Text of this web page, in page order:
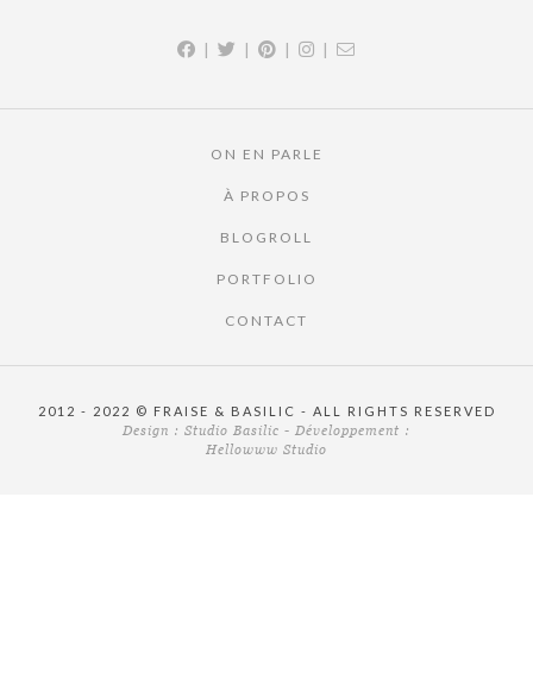
| | | |
ON EN PARLE
À PROPOS
BLOGROLL
PORTFOLIO
CONTACT
2012 - 2022 © FRAISE & BASILIC - ALL RIGHTS RESERVED
Design : Studio Basilic - Développement :
Hellowww Studio